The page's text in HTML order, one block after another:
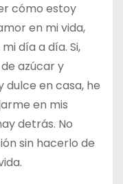
cómo estoy
en mi vida,
día a día. Si,
azúcar y
dulce en casa, he
en mis
detrás. No
sin hacerlo de